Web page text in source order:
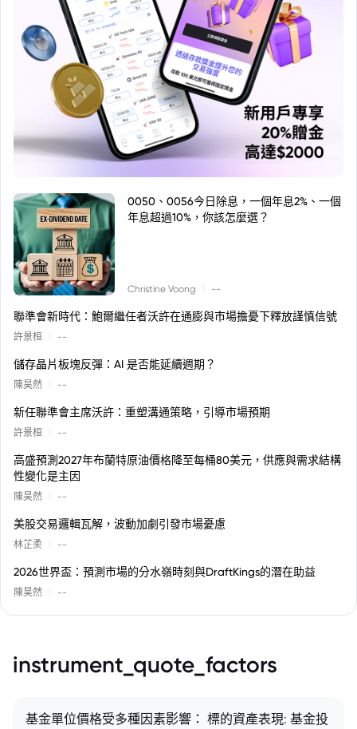
0050、0056今日除息，一個年息2%、一個
年息超過10%，你該怎麼選？
Christine Voong --
聯準會新時代：鮑爾繼任者沃許在通膨與市場擔憂下釋放謹慎信號
許景桓 --
儲存晶片板塊反彈：AI 是否能延續週期？
陳昊然 --
新任聯準會主席沃許：重塑溝通策略，引導市場預期
許景桓 --
高盛預測2027年布蘭特原油價格降至每桶80美元，供應與需求結構
性變化是主因
陳昊然 --
美股交易邏輯瓦解，波動加劇引發市場憂慮
林芷柔 --
2026世界盃：預測市場的分水嶺時刻與DraftKings的潛在助益
陳昊然 --
instrument_quote_factors
基金單位價格受多種因素影響： 標的資產表現: 基金投